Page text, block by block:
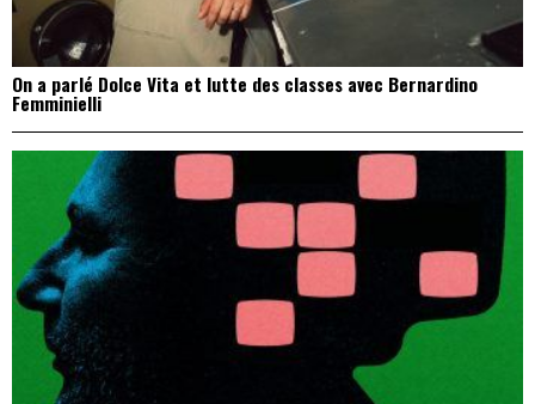
On a parlé Dolce Vita et lutte des classes avec Bernardino
Femminielli